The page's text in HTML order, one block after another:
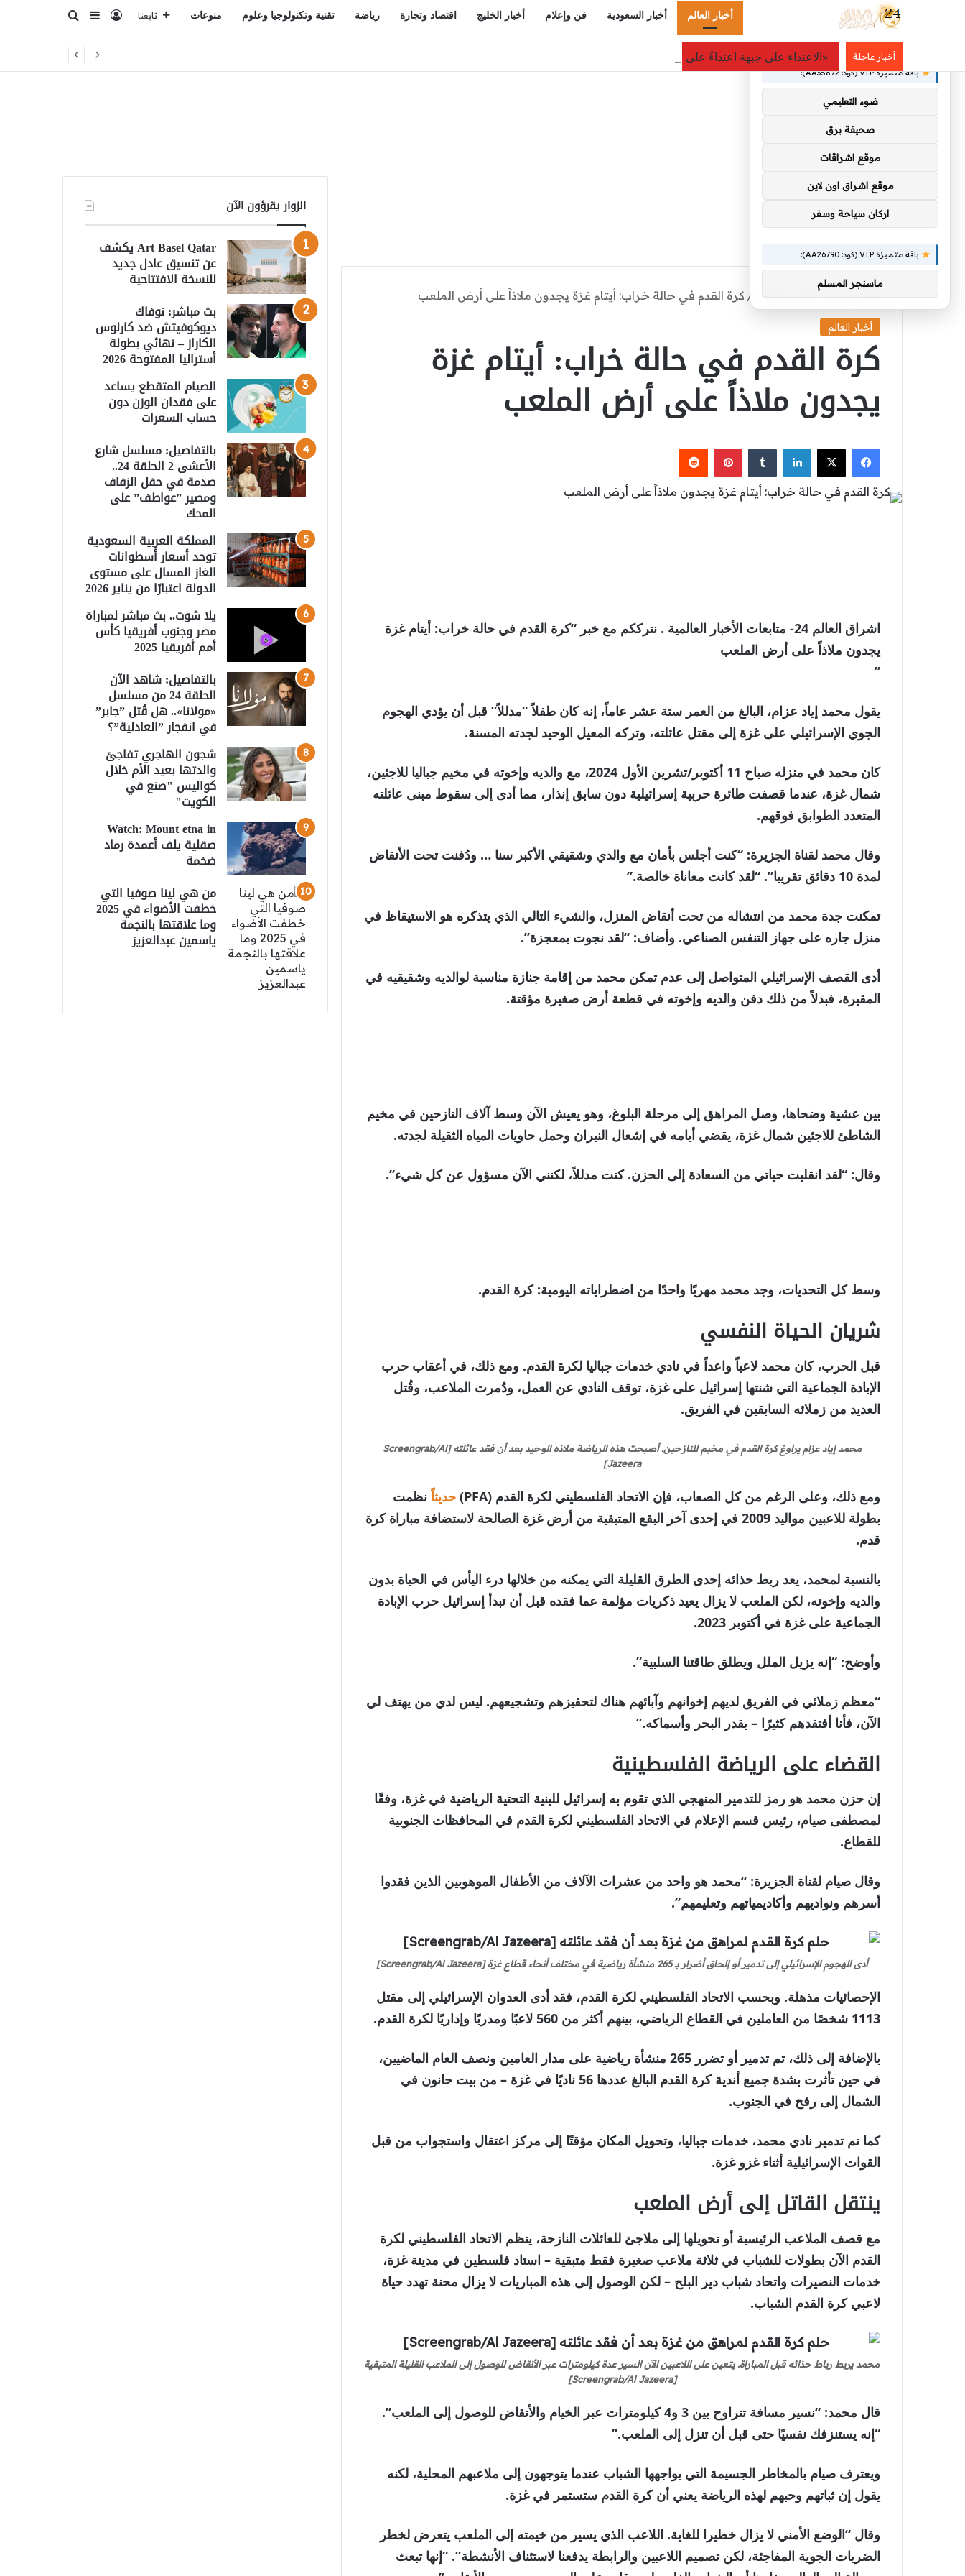
أخبار العالم أخبار السعودية فن وإعلام أخبار الخليج اقتصاد وتجارة رياضة تقنية وتكنولوجيا وعلوم منوعات تابعنا تسجيل الدخول
إضافة عمود
بحث عن
أخبار عاجلة «الاعتداء على جبهة اعتداءٌ على كل الجبهات».. الجيش اليمني يرد بعمل عسكري واسع ضد مليشيا الحوثي
الرئيسية/أخبار العالم / كرة القدم في حالة خراب: أيتام غزة يجدون ملاذاً على أرض الملعب
أخبار العالم
كرة القدم في حالة خراب: أيتام غزة
يجدون ملاذاً على أرض الملعب
فيسبوك
‫X لينكدإن بينتيريست
اشراق العالم 24- متابعات الأخبار العالمية . نترككم مع خبر “كرة القدم في حالة خراب: أيتام غزة
يجدون ملاذاً على أرض الملعب
”
يقول محمد إياد عزام، البالغ من العمر ستة عشر عاماً، إنه كان طفلاً “مدللاً” قبل أن يؤدي الهجوم
الجوي الإسرائيلي على غزة إلى مقتل عائلته، وتركه المعيل الوحيد لجدته المسنة.
كان محمد في منزله صباح 11 أكتوبر/تشرين الأول 2024، مع والديه وإخوته في مخيم جباليا للاجئين،
شمال غزة، عندما قصفت طائرة حربية إسرائيلية دون سابق إنذار، مما أدى إلى سقوط مبنى عائلته
المتعدد الطوابق فوقهم.
وقال محمد لقناة الجزيرة: “كنت أجلس بأمان مع والدي وشقيقي الأكبر سنا … ودُفنت تحت الأنقاض
لمدة 10 دقائق تقريبا”. “لقد كانت معاناة خالصة.”
تمكنت جدة محمد من انتشاله من تحت أنقاض المنزل، والشيء التالي الذي يتذكره هو الاستيقاظ في
منزل جاره على جهاز التنفس الصناعي. وأضاف: “لقد نجوت بمعجزة”.
أدى القصف الإسرائيلي المتواصل إلى عدم تمكن محمد من إقامة جنازة مناسبة لوالديه وشقيقيه في
المقبرة، فبدلاً من ذلك دفن والديه وإخوته في قطعة أرض صغيرة مؤقتة.
بين عشية وضحاها، وصل المراهق إلى مرحلة البلوغ، وهو يعيش الآن وسط آلاف النازحين في مخيم
الشاطئ للاجئين شمال غزة، يقضي أيامه في إشعال النيران وحمل حاويات المياه الثقيلة لجدته.
وقال: “لقد انقلبت حياتي من السعادة إلى الحزن. كنت مدللاً، لكنني الآن مسؤول عن كل شيء”.
وسط كل التحديات، وجد محمد مهربًا واحدًا من اضطراباته اليومية: كرة القدم.
شريان الحياة النفسي
قبل الحرب، كان محمد لاعباً واعداً في نادي خدمات جباليا لكرة القدم. ومع ذلك، في أعقاب حرب
الإبادة الجماعية التي شنتها إسرائيل على غزة، توقف النادي عن العمل، ودُمرت الملاعب، وقُتل
العديد من زملائه السابقين في الفريق.
محمد إياد عزام يراوغ كرة القدم في مخيم للنازحين. أصبحت هذه الرياضة ملاذه الوحيد بعد أن فقد عائلته [Screengrab/Al
Jazeera]
ومع ذلك، وعلى الرغم من كل الصعاب، فإن الاتحاد الفلسطيني لكرة القدم (PFA) حديثاً نظمت
بطولة للاعبين مواليد 2009 في إحدى آخر البقع المتبقية من أرض غزة الصالحة لاستضافة مباراة كرة
قدم.
بالنسبة لمحمد، يعد ربط حذائه إحدى الطرق القليلة التي يمكنه من خلالها درء اليأس في الحياة بدون
والديه وإخوته، لكن الملعب لا يزال يعيد ذكريات مؤلمة عما فقده قبل أن تبدأ إسرائيل حرب الإبادة
الجماعية على غزة في أكتوبر 2023.
وأوضح: “إنه يزيل الملل ويطلق طاقتنا السلبية”.
“معظم زملائي في الفريق لديهم إخوانهم وآبائهم هناك لتحفيزهم وتشجيعهم. ليس لدي من يهتف لي
الآن، فأنا أفتقدهم كثيرًا – بقدر البحر وأسماكه.”
القضاء على الرياضة الفلسطينية
إن حزن محمد هو رمز للتدمير المنهجي الذي تقوم به إسرائيل للبنية التحتية الرياضية في غزة، وفقًا
لمصطفى صيام، رئيس قسم الإعلام في الاتحاد الفلسطيني لكرة القدم في المحافظات الجنوبية
للقطاع.
وقال صيام لقناة الجزيرة: “محمد هو واحد من عشرات الآلاف من الأطفال الموهوبين الذين فقدوا
أسرهم ونواديهم وأكاديمياتهم وتعليمهم”.
أدى الهجوم الإسرائيلي إلى تدمير أو إلحاق أضرار بـ 265 منشأة رياضية في مختلف أنحاء قطاع غزة [Screengrab/Al Jazeera]
الإحصائيات مذهلة. وبحسب الاتحاد الفلسطيني لكرة القدم، فقد أدى العدوان الإسرائيلي إلى مقتل
1113 شخصًا من العاملين في القطاع الرياضي، بينهم أكثر من 560 لاعبًا ومدربًا وإداريًا لكرة القدم.
بالإضافة إلى ذلك، تم تدمير أو تضرر 265 منشأة رياضية على مدار العامين ونصف العام الماضيين،
في حين تأثرت بشدة جميع أندية كرة القدم البالغ عددها 56 ناديًا في غزة – من بيت حانون في
الشمال إلى رفح في الجنوب.
كما تم تدمير نادي محمد، خدمات جباليا، وتحويل المكان مؤقتًا إلى مركز اعتقال واستجواب من قبل
القوات الإسرائيلية أثناء غزو غزة.
ينتقل القاتل إلى أرض الملعب
مع قصف الملاعب الرئيسية أو تحويلها إلى ملاجئ للعائلات النازحة، ينظم الاتحاد الفلسطيني لكرة
القدم الآن بطولات للشباب في ثلاثة ملاعب صغيرة فقط متبقية – استاد فلسطين في مدينة غزة،
خدمات النصيرات واتحاد شباب دير البلح – لكن الوصول إلى هذه المباريات لا يزال محنة تهدد حياة
لاعبي كرة القدم الشباب.
محمد يربط رباط حذائه قبل المباراة. يتعين على اللاعبين الآن السير عدة كيلومترات عبر الأنقاض للوصول إلى الملاعب القليلة المتبقية
[Screengrab/Al Jazeera]
قال محمد: “نسير مسافة تتراوح بين 3 و4 كيلومترات عبر الخيام والأنقاض للوصول إلى الملعب”.
“إنه يستنزفك نفسيًا حتى قبل أن تنزل إلى الملعب.”
ويعترف صيام بالمخاطر الجسيمة التي يواجهها الشباب عندما يتوجهون إلى ملاعبهم المحلية، لكنه
يقول إن ثباتهم وحبهم لهذه الرياضة يعني أن كرة القدم ستستمر في غزة.
وقال “الوضع الأمني ​​لا يزال خطيرا للغاية. اللاعب الذي يسير من خيمته إلى الملعب يتعرض لخطر
الضربات الجوية المفاجئة، لكن تصميم اللاعبين والرابطة يدفعنا لاستئناف الأنشطة”. “إنها تبعث
الزوار يقرؤون الآن
Art Basel Qatar يكشف
عن تنسيق عادل جديد
للنسخة الافتتاحية
بث مباشر: نوفاك
ديوكوفيتش ضد كارلوس
الكاراز – نهائي بطولة
أستراليا المفتوحة 2026
الصيام المتقطع يساعد
على فقدان الوزن دون
حساب السعرات
بالتفاصيل: مسلسل شارع
الأعشى 2 الحلقة 24..
صدمة في حفل الزفاف
ومصير ”عواطف” على
المحك
المملكة العربية السعودية
توحد أسعار أسطوانات
الغاز المسال على مستوى
الدولة اعتبارًا من يناير 2026
يلا شوت.. بث مباشر لمباراة
مصر وجنوب أفريقيا كأس
أمم أفريقيا 2025
بالتفاصيل: شاهد الآن
الحلقة 24 من مسلسل
«مولانا».. هل قُتل ”جابر”
في انفجار ”العادلية”؟
شجون الهاجري تفاجئ
والدتها بعيد الأم خلال
كواليس "صنع في
الكويت"
Watch: Mount etna in
صقلية يلف أعمدة رماد
ضخمة
من هي لينا صوفيا التي
خطفت الأضواء في 2025
وما علاقتها بالنجمة
ياسمين عبدالعزيز
باقة متميزة VIP (كود: AA35872):
ضوء التعليمي
صحيفة برق
موقع اشراقات
موقع اشراق اون لاين
اركان سياحة وسفر
باقة متميزة VIP (كود: AA26790):
ماسنجر المسلم